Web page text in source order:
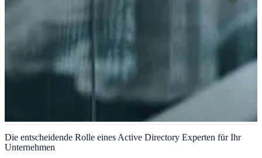
Microsoft Active Directory-Verwaltung
Wir stellen Microsoft Active Directory-Experten bereit, die Ihre
Die entscheidende Rolle eines Active Directory Experten für Ihr
Unternehmen